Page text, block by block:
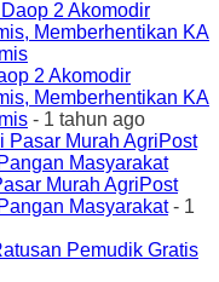
2 Akomodir
Memberhentikan KA
- 1 tahun ago
Murah AgriPost
Masyarakat- 1